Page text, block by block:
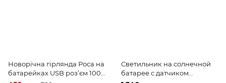
Новорічна гірлянда Роса на
батарейках USB роз’єм 100
Светильник на солнечной
батарее с датчиком